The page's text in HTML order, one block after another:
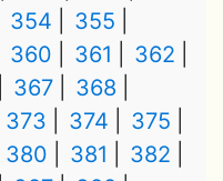
354
355
360 361
362
367
368
373 374
375
380 381
382